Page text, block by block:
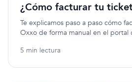
¿Cómo facturar tu
Te explicamos paso a paso cómo
Oxxo de forma manual en el portal
5 min lectura